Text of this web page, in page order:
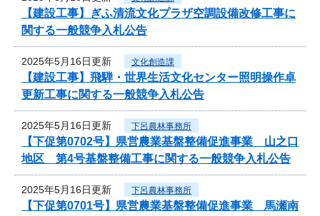
【建設工事】ぎふ清流文化プラザ空調設備改修工事に
関する一般競争入札公告
2025年5月16日更新 文化創造課
【建設工事】飛騨・世界生活文化センター照明操作卓
更新工事に関する一般競争入札公告
2025年5月16日更新 下呂農林事務所
【下促第0702号】県営農業基盤整備促進事業 山之口
地区 第4号基盤整備工事に関する一般競争入札公告
2025年5月16日更新 下呂農林事務所
【下促第0701号】県営農業基盤整備促進事業 馬瀬南